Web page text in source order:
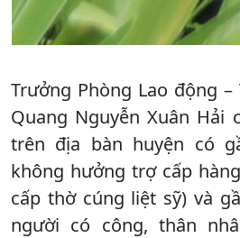
Trưởng Phòng Lao động –
Quang Nguyễn Xuân Hải
trên địa bàn huyện có
không hưởng trợ cấp
cấp thờ cúng liệt sỹ) và
người có công, thân